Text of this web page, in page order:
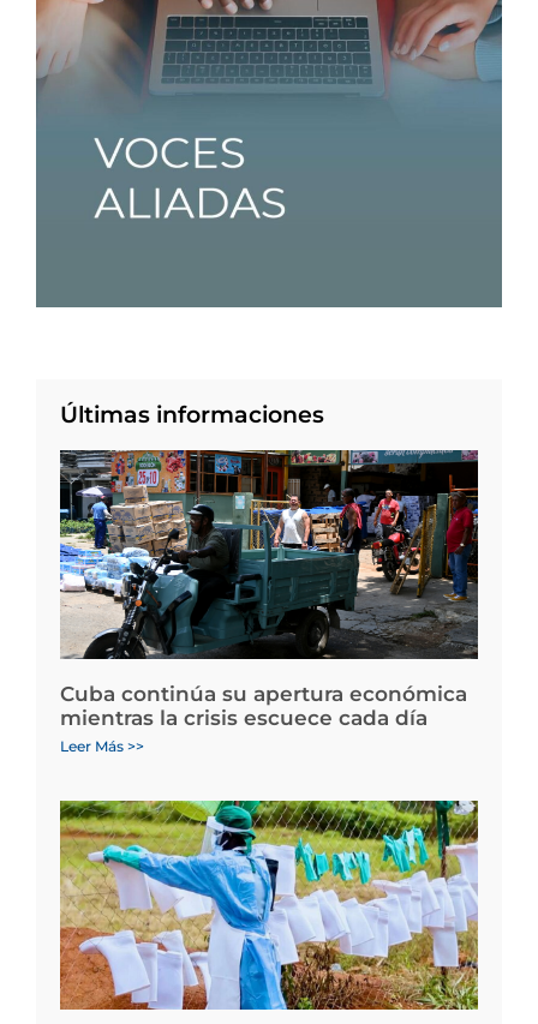
Últimas informaciones
Cuba continúa su apertura económica
mientras la crisis escuece cada día
Leer Más >>